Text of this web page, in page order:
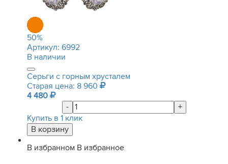
50%
Артикул: 6992
В наличии
Серьги с горным хрусталем
Старая цена: 8 960
4 480
-
+
Купить в 1 клик
В избранном В избранное